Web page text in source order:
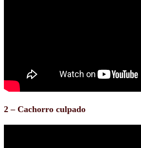
2 – Cachorro culpado